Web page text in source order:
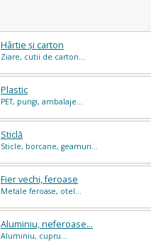
Hârtie și carton
Ziare, cutii de carton...
Plastic
PET, pungi, ambalaje...
Sticlă
Sticle, borcane, geamuri...
Fier vechi, feroase
Metale feroase, otel...
Aluminiu, neferoase...
Aluminiu, cupru...